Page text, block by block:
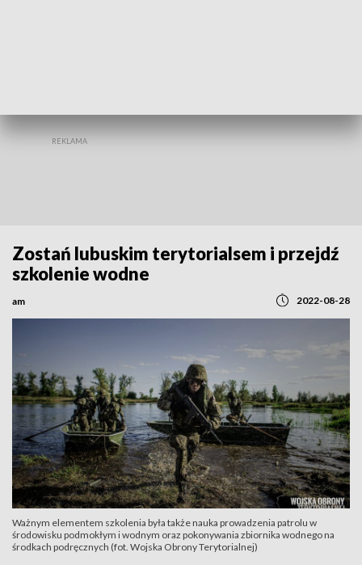
Zostań lubuskim terytorialsem i przejdź
szkolenie wodne
am 2022-08-28
Ważnym elementem szkolenia była także nauka prowadzenia patrolu w
środowisku podmokłym i wodnym oraz pokonywania zbiornika wodnego na
środkach podręcznych (fot. Wojska Obrony Terytorialnej)